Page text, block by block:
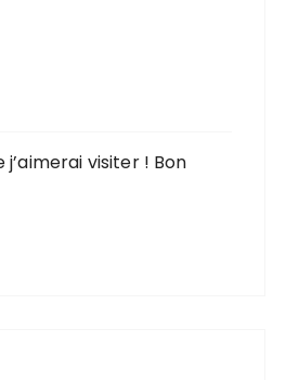
j’aimerai visiter ! Bon